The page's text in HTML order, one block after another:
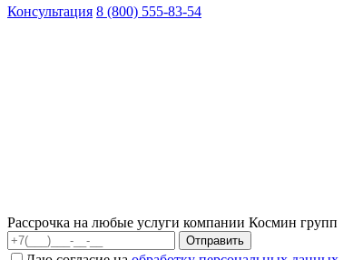
Консультация 8 (800) 555-83-54
Рассрочка на любые услуги компании Космин групп